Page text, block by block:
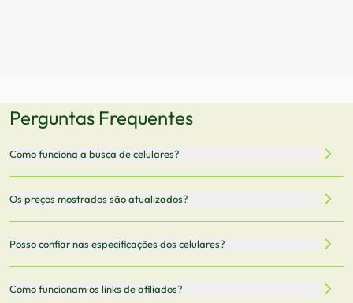
Perguntas Frequentes
Como funciona a busca de celulares?
armazenamento, memória RAM, bateria e conectividade
5G.
Os preços mostrados são atualizados?
vendedor antes de finalizar sua compra.
Posso confiar nas especificações dos celulares?
Como funcionam os links de afiliados?